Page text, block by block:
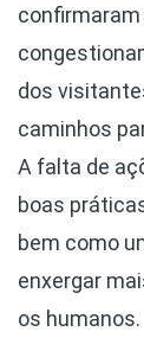
dos
caminhos
A falta de
boas
bem como
enxergar
os humanos.